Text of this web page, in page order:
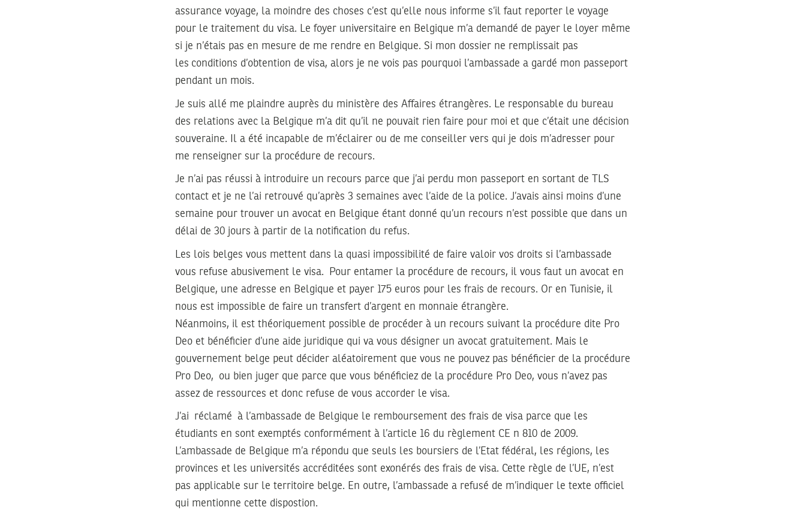
assurance voyage, la moindre des choses c’est qu’elle nous informe s’il faut reporter le voyage
pour le traitement du visa. Le foyer universitaire en Belgique m’a demandé de payer le loyer même
si je n’étais pas en mesure de me rendre en Belgique. Si mon dossier ne remplissait pas
les conditions d’obtention de visa, alors je ne vois pas pourquoi l’ambassade a gardé mon passeport
pendant un mois.
Je suis allé me plaindre auprès du ministère des Affaires étrangères. Le responsable du bureau
des relations avec la Belgique m’a dit qu’il ne pouvait rien faire pour moi et que c’était une décision
souveraine. Il a été incapable de m’éclairer ou de me conseiller vers qui je dois m’adresser pour
me renseigner sur la procédure de recours.
Je n’ai pas réussi à introduire un recours parce que j’ai perdu mon passeport en sortant de TLS
contact et je ne l’ai retrouvé qu’après 3 semaines avec l’aide de la police. J’avais ainsi moins d’une
semaine pour trouver un avocat en Belgique étant donné qu’un recours n’est possible que dans un
délai de 30 jours à partir de la notification du refus.
Les lois belges vous mettent dans la quasi impossibilité de faire valoir vos droits si l’ambassade
vous refuse abusivement le visa. Pour entamer la procédure de recours, il vous faut un avocat en
Belgique, une adresse en Belgique et payer 175 euros pour les frais de recours. Or en Tunisie, il
nous est impossible de faire un transfert d’argent en monnaie étrangère.
Néanmoins, il est théoriquement possible de procéder à un recours suivant la procédure dite Pro
Deo et bénéficier d’une aide juridique qui va vous désigner un avocat gratuitement. Mais le
gouvernement belge peut décider aléatoirement que vous ne pouvez pas bénéficier de la procédure
Pro Deo, ou bien juger que parce que vous bénéficiez de la procédure Pro Deo, vous n’avez pas
assez de ressources et donc refuse de vous accorder le visa.
J’ai réclamé à l’ambassade de Belgique le remboursement des frais de visa parce que les
étudiants en sont exemptés conformément à l’article 16 du règlement CE n 810 de 2009.
L’ambassade de Belgique m’a répondu que seuls les boursiers de l’Etat fédéral, les régions, les
provinces et les universités accréditées sont exonérés des frais de visa. Cette règle de l’UE, n’est
pas applicable sur le territoire belge. En outre, l’ambassade a refusé de m’indiquer le texte officiel
qui mentionne cette dispostion.